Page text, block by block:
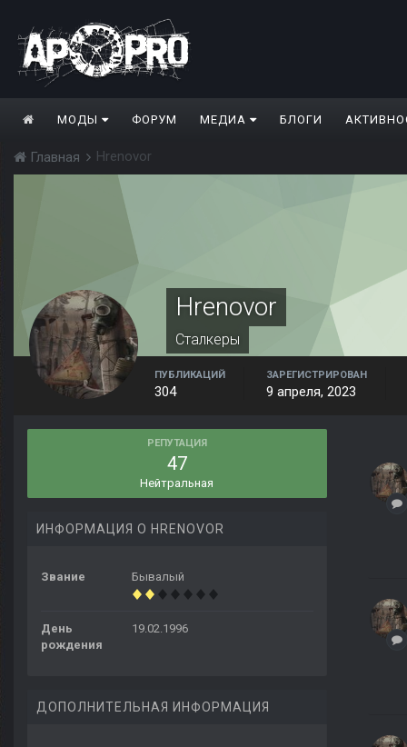
МОДЫ ФОРУМ МЕДИА БЛОГИ
Главная Hrenovor
Hrenovor
Сталкеры
ПУБЛИКАЦИЙ
304
ЗАРЕГИСТРИРОВАН
9 апреля, 2023
РЕПУТАЦИЯ
47
Нейтральная
ИНФОРМАЦИЯ О HRENOVOR
Звание Бывалый
День
рождения
19.02.1996
ДОПОЛНИТЕЛЬНАЯ ИНФОРМАЦИЯ